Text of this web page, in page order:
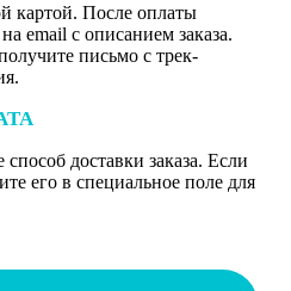
картой. После оплаты
email с описанием заказа.
письмо с трек-
доставки заказа. Если
его в специальное поле для